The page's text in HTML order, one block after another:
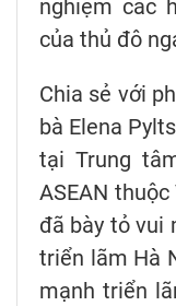
nghiệm các
của thủ đô
Chia sẻ với
bà Elena
tại Trung
ASEAN
đã bày tỏ vui
triển lãm Hà
mạnh triển